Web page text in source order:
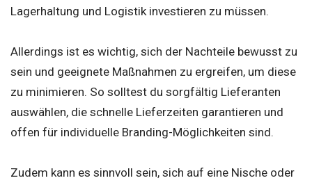
Lagerhaltung und Logistik investieren zu müssen.
Allerdings ist es wichtig, sich der Nachteile bewusst zu
sein und geeignete Maßnahmen zu ergreifen, um diese
zu minimieren. So solltest du sorgfältig Lieferanten
auswählen, die schnelle Lieferzeiten garantieren und
offen für individuelle Branding-Möglichkeiten sind.
Zudem kann es sinnvoll sein, sich auf eine Nische oder